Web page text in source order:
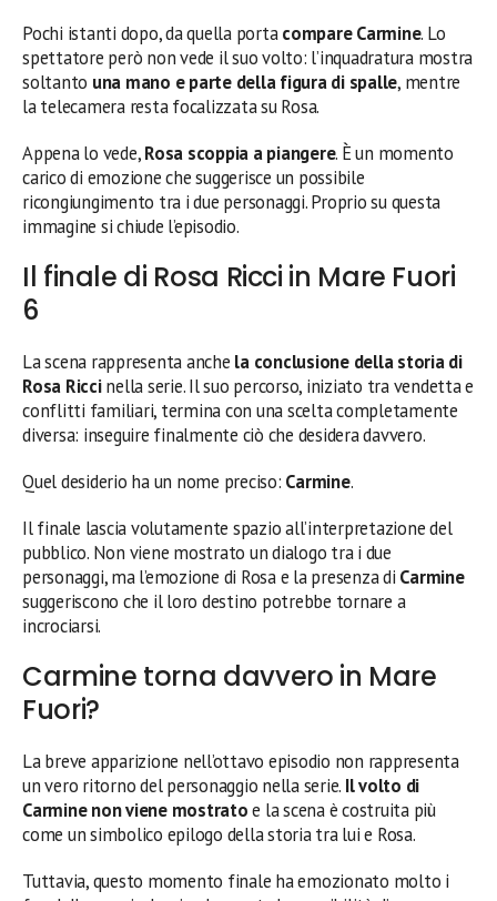
Pochi istanti dopo, da quella portacompare Carmine. Lo
spettatore però non vede il suo volto: l’inquadratura mostra
soltanto una mano e parte della figura di spalle, mentre
la telecamera resta focalizzata su Rosa.
Appena lo vede,Rosa scoppia a piangere. È un momento
carico di emozione che suggerisce un possibile
ricongiungimento tra i due personaggi. Proprio su questa
immagine si chiude l’episodio.
Il finale di Rosa Ricci in Mare Fuori
6
La scena rappresenta anche la conclusione della storia di
Rosa Riccinella serie. Il suo percorso, iniziato tra vendetta e
conflitti familiari, termina con una scelta completamente
diversa: inseguire finalmente ciò che desidera davvero.
Quel desiderio ha un nome preciso: Carmine.
Il finale lascia volutamente spazio all’interpretazione del
pubblico. Non viene mostrato un dialogo tra i due
personaggi, ma l’emozione di Rosa e la presenza di Carmine
suggeriscono che il loro destino potrebbe tornare a
incrociarsi.
Carmine torna davvero in Mare
Fuori?
La breve apparizione nell’ottavo episodio non rappresenta
un vero ritorno del personaggio nella serie. Il volto di
Carmine non viene mostratoe la scena è costruita più
come un simbolico epilogo della storia tra lui e Rosa.
Tuttavia, questo momento finale ha emozionato molto i